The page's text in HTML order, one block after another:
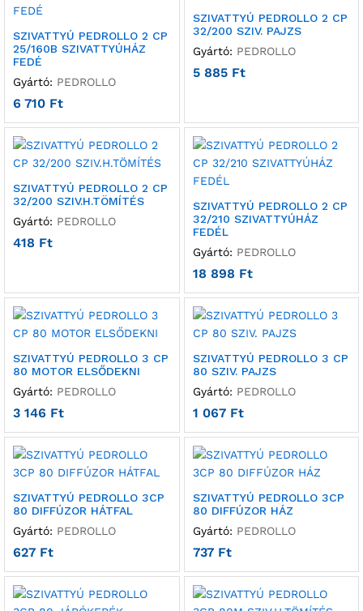
SZIVATTYÚ PEDROLLO 2 CP
25/160B SZIVATTYÚHÁZ
FEDÉ
Gyártó: PEDROLLO
6 710 Ft
SZIVATTYÚ PEDROLLO 2 CP
32/200 SZIV. PAJZS
Gyártó: PEDROLLO
5 885 Ft
SZIVATTYÚ PEDROLLO 2 CP
32/200 SZIV.H.TÖMÍTÉS
Gyártó: PEDROLLO
418 Ft
SZIVATTYÚ PEDROLLO 2 CP
32/210 SZIVATTYÚHÁZ
FEDÉL
Gyártó: PEDROLLO
18 898 Ft
SZIVATTYÚ PEDROLLO 3 CP
80 MOTOR ELSŐDEKNI
Gyártó: PEDROLLO
3 146 Ft
SZIVATTYÚ PEDROLLO 3 CP
80 SZIV. PAJZS
Gyártó: PEDROLLO
1 067 Ft
SZIVATTYÚ PEDROLLO 3CP
80 DIFFÚZOR HÁTFAL
Gyártó: PEDROLLO
627 Ft
SZIVATTYÚ PEDROLLO 3CP
80 DIFFÚZOR HÁZ
Gyártó: PEDROLLO
737 Ft